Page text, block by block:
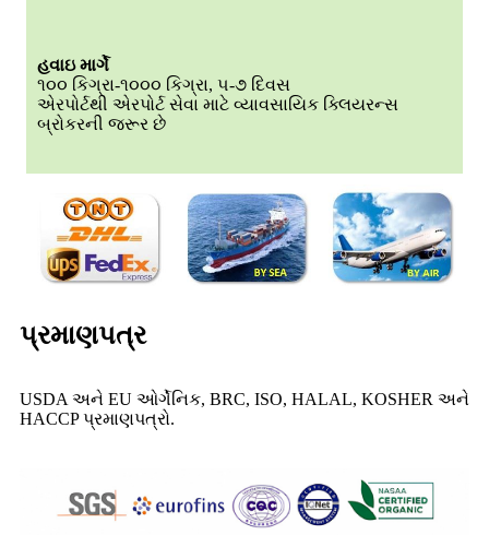
હવાઇ માર્ગે
૧૦૦ કિગ્રા-૧૦૦૦ કિગ્રા, ૫-૭ દિવસ
એરપોર્ટથી એરપોર્ટ સેવા માટે વ્યાવસાયિક ક્લિયરન્સ
બ્રોકરની જરૂર છે
પ્રમાણપત્ર
USDA અને EU ઓર્ગેનિક, BRC, ISO, HALAL, KOSHER અને
HACCP પ્રમાણપત્રો.